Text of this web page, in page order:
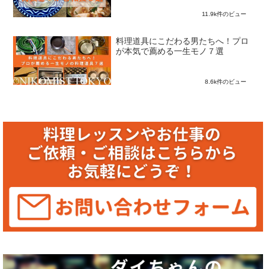
11.9k件のビュー
料理道具にこだわる男たちへ！プロ
が本気で薦める一生モノ７選
8.6k件のビュー